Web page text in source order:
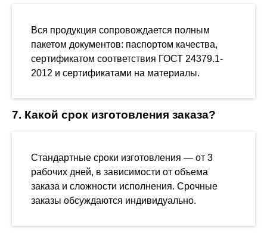
Вся продукция сопровождается полным
пакетом документов: паспортом качества,
сертификатом соответствия ГОСТ 24379.1-
2012 и сертификатами на материалы.
7. Какой срок изготовления заказа?
Стандартные сроки изготовления — от 3
рабочих дней, в зависимости от объема
заказа и сложности исполнения. Срочные
заказы обсуждаются индивидуально.